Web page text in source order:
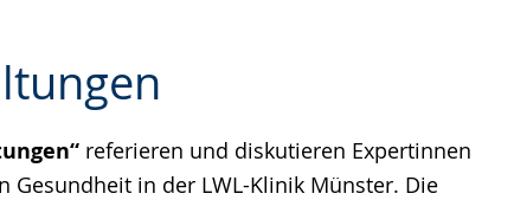
referieren und diskutieren Expertinnen
Gesundheit in der LWL-Klinik Münster. Die